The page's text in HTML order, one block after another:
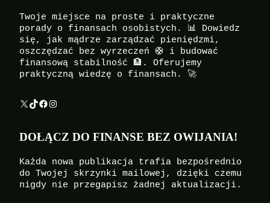
Twoje miejsce na proste i praktyczne
porady o finansach osobistych. 📊 Dowiedz
się, jak mądrze zarządzać pieniędzmi,
oszczędzać bez wyrzeczeń 🛟 i budować
finansową stabilność 🏦. Oferujemy
praktyczną wiedzę o finansach. 🚀
X TikTok Facebook Instagram
DOŁĄCZ DO FINANSE BEZ OWIJANIA!
Każda nowa publikacja trafia bezpośrednio
do Twojej skrzynki mailowej, dzięki czemu
nigdy nie przegapisz żadnej aktualizacji.